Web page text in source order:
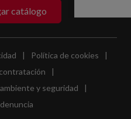
catálogo
| Política de cookies
|
|
y seguridad
|